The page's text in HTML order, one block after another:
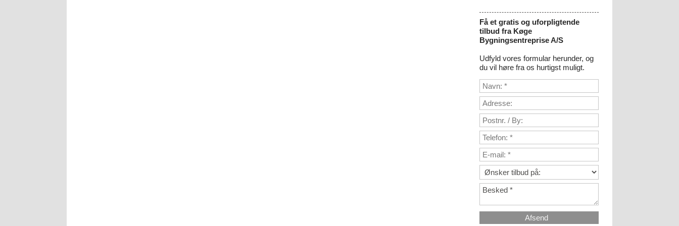
​Få et gratis og uforpligtende
tilbud fra Køge
Bygningsentreprise A/S
Udfyld vores formular herunder, og
du vil høre fra os hurtigst muligt.​